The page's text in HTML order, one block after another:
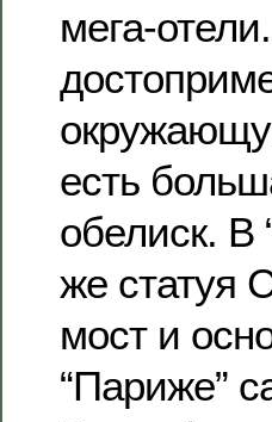
мега-
есть
обелиск. В
же статуя
мост и
“Париже”